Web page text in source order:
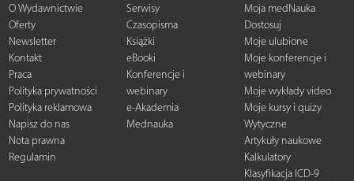
O Wydawnictwie
Oferty
Newsletter
Kontakt
Praca
Polityka prywatności
Polityka reklamowa
Napisz do nas
Nota prawna
Regulamin
Serwisy
Czasopisma
Książki
eBooki
Konferencje i
webinary
e-Akademia
Mednauka
Moja medNauka
Dostosuj
Moje ulubione
Moje konferencje i
webinary
Moje wykłady video
Moje kursy i quizy
Wytyczne
Artykuły naukowe
Kalkulatory
Klasyfikacja ICD-9